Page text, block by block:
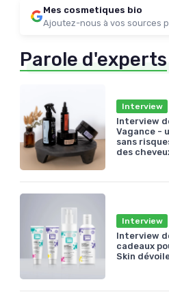
Mes cosmetiques bio
Ajoutez-nous à vos sources
Parole d'experts
Interview
Interview
Vagance -
sans
des
Interview
Interview
cadeaux
Skin